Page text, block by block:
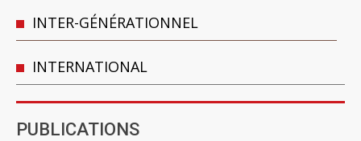
INTER-GÉNÉRATIONNEL
INTERNATIONAL
PUBLICATIONS